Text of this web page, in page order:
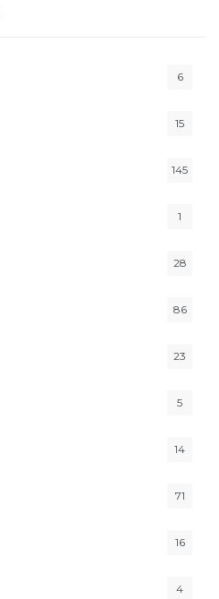
6
15
145
1
28
86
23
5
14
71
16
4